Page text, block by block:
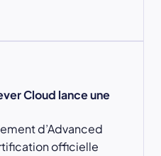
Cloud lance une
d’Advanced
officielle